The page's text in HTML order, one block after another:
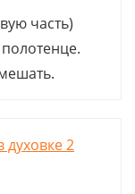
часть)